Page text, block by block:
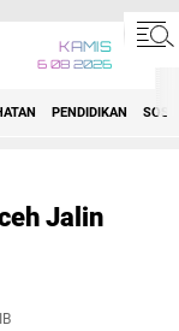
KAMIS
6 08 2026
PENDIDIKAN
Jalin